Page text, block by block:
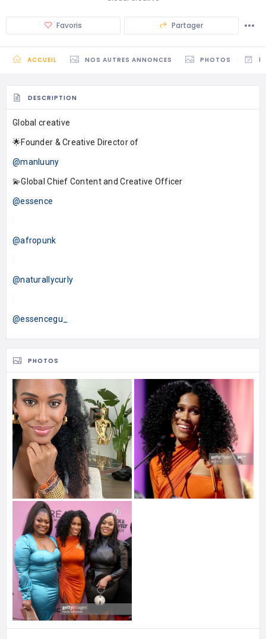
Favoris Partager
ACCUEIL NOS AUTRES ANNONCES PHOTOS
DESCRIPTION
Global creative
🌟Founder & Creative Director of
@manluuny
💫Global Chief Content and Creative Officer
@essence
@afropunk
@naturallycurly
@essencegu_
PHOTOS